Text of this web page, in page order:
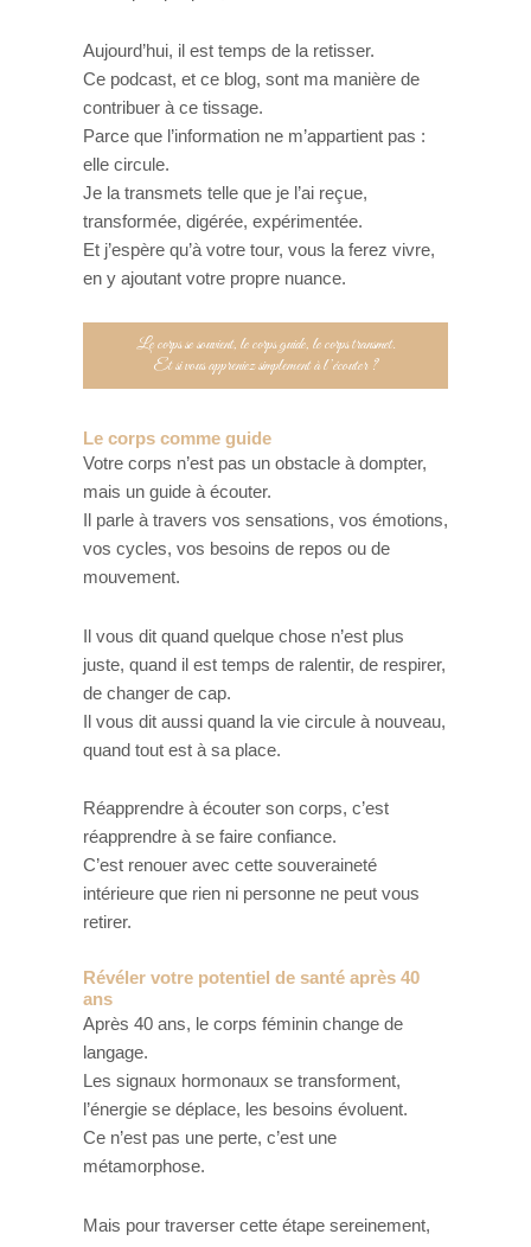
Aujourd’hui, il est temps de la retisser.
Ce podcast, et ce blog, sont ma manière de
contribuer à ce tissage.
Parce que l’information ne m’appartient pas :
elle circule.
Je la transmets telle que je l’ai reçue,
transformée, digérée, expérimentée.
Et j’espère qu’à votre tour, vous la ferez vivre,
en y ajoutant votre propre nuance.
Le corps se souvient, le corps guide, le corps transmet.
Et si vous appreniez simplement à l’écouter ?
Le corps comme guide
Votre corps n’est pas un obstacle à dompter,
mais un guide à écouter.
Il parle à travers vos sensations, vos émotions,
vos cycles, vos besoins de repos ou de
mouvement.
Il vous dit quand quelque chose n’est plus
juste, quand il est temps de ralentir, de respirer,
de changer de cap.
Il vous dit aussi quand la vie circule à nouveau,
quand tout est à sa place.
Réapprendre à écouter son corps, c’est
réapprendre à se faire confiance.
C’est renouer avec cette souveraineté
intérieure que rien ni personne ne peut vous
retirer.
Révéler votre potentiel de santé après 40
ans
Après 40 ans, le corps féminin change de
langage.
Les signaux hormonaux se transforment,
l’énergie se déplace, les besoins évoluent.
Ce n’est pas une perte, c’est une
métamorphose.
Mais pour traverser cette étape sereinement,